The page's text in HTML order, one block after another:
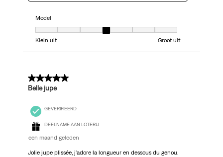
Model
Model, 4 van 7, waarbij 1 gelijk is aan Klein uit en 7 gelijk is aan Groot uit
Klein uit
Groot uit
5 van 5 sterren.
Belle jupe
GEVERIFIEERD
DEELNAME AAN LOTERIJ
een maand geleden
Jolie jupe plissée, j'adore la longueur en dessous du genou.